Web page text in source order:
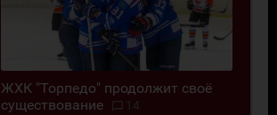
ЖХК "Торпедо" продолжит своё
существование
14